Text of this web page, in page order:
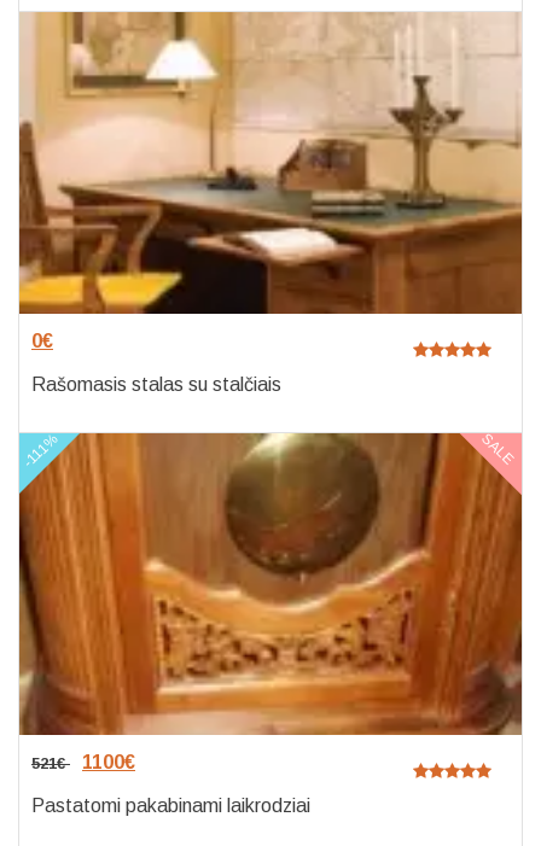
0€
Rašomasis stalas su stalčiais
-111% SALE
521€ 1100€
Pastatomi pakabinami laikrodziai